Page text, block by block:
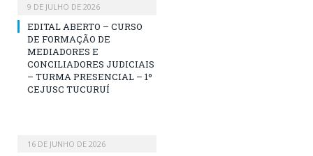
9 DE JULHO DE 2026
EDITAL ABERTO – CURSO
DE FORMAÇÃO DE
MEDIADORES E
CONCILIADORES JUDICIAIS
– TURMA PRESENCIAL – 1º
CEJUSC TUCURUÍ
16 DE JUNHO DE 2026